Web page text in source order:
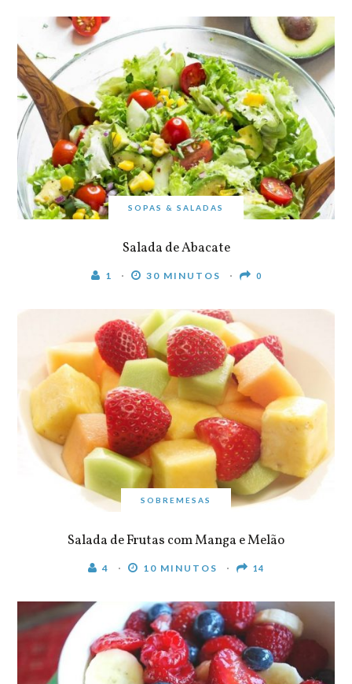
SOPAS & SALADAS
Salada de Abacate
1 30 MINUTOS 0
SOBREMESAS
Salada de Frutas com Manga e Melão
4 10 MINUTOS 14